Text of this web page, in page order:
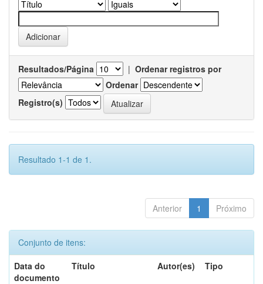
Resultados/Página | Ordenar registros por
Ordenar
Registro(s)
Resultado 1-1 de 1.
Anterior 1 Próximo
Conjunto de itens:
Data do
documento
Título Autor(es) Tipo